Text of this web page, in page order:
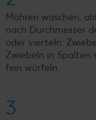
Möhren waschen,
nach Durchmesser
oder vierteln.
Zwiebeln in Spalten
fein würfeln.
3